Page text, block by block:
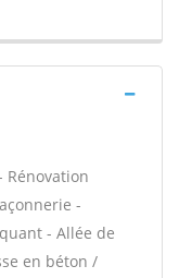
-
- Allée de
en béton /